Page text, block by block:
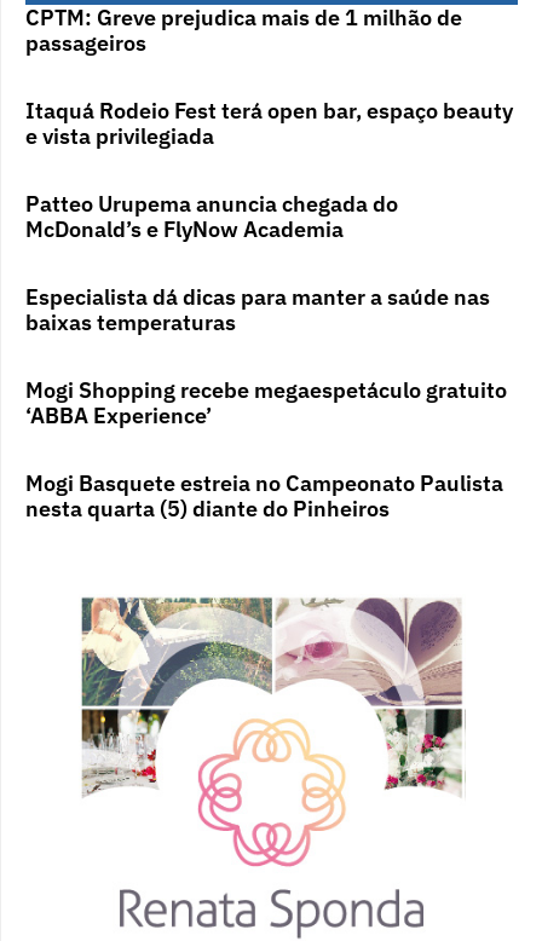
CPTM: Greve prejudica mais de 1 milhão de
passageiros
Itaquá Rodeio Fest terá open bar, espaço beauty
e vista privilegiada
Patteo Urupema anuncia chegada do
McDonald’s e FlyNow Academia
Especialista dá dicas para manter a saúde nas
baixas temperaturas
Mogi Shopping recebe megaespetáculo gratuito
‘ABBA Experience’
Mogi Basquete estreia no Campeonato Paulista
nesta quarta (5) diante do Pinheiros